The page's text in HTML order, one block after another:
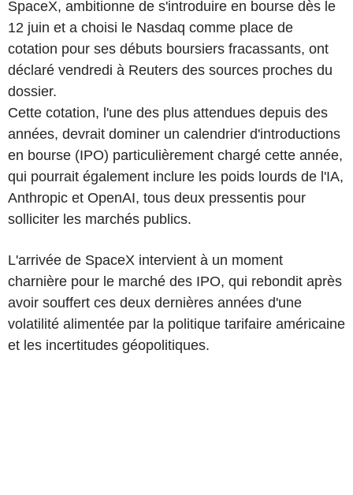
SpaceX, ambitionne de s'introduire en bourse dès le
12 juin et a choisi le Nasdaq comme place de
cotation pour ses débuts boursiers fracassants, ont
déclaré vendredi à Reuters des sources proches du
dossier.
Cette cotation, l'une des plus attendues depuis des
années, devrait dominer un calendrier d'introductions
en bourse (IPO) particulièrement chargé cette année,
qui pourrait également inclure les poids lourds de l'IA,
Anthropic et OpenAI, tous deux pressentis pour
solliciter les marchés publics.
L'arrivée de SpaceX intervient à un moment
charnière pour le marché des IPO, qui rebondit après
avoir souffert ces deux dernières années d'une
volatilité alimentée par la politique tarifaire américaine
et les incertitudes géopolitiques.